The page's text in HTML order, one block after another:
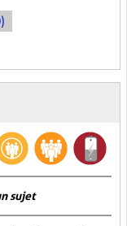
sujet